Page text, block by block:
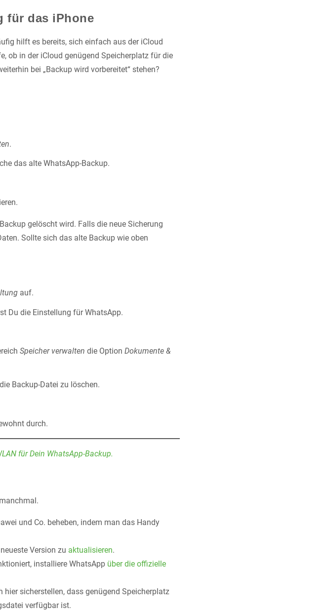
für das iPhone
hilft es bereits, sich einfach aus der iCloud
ob in der iCloud genügend Speicherplatz für die
bei „Backup wird vorbereitet“ stehen?
.
das alte WhatsApp-Backup.
gelöscht wird. Falls die neue Sicherung
Sollte sich das alte Backup wie oben
auf.
Du die Einstellung für WhatsApp.
Speicher verwalten die OptionDokumente &
Backup-Datei zu löschen.
durch.
für Dein WhatsApp-Backup.
und Co. beheben, indem man das Handy
Version zu aktualisieren.
installiere WhatsApp über die offizielle
hier sicherstellen, dass genügend Speicherplatz
verfügbar ist.